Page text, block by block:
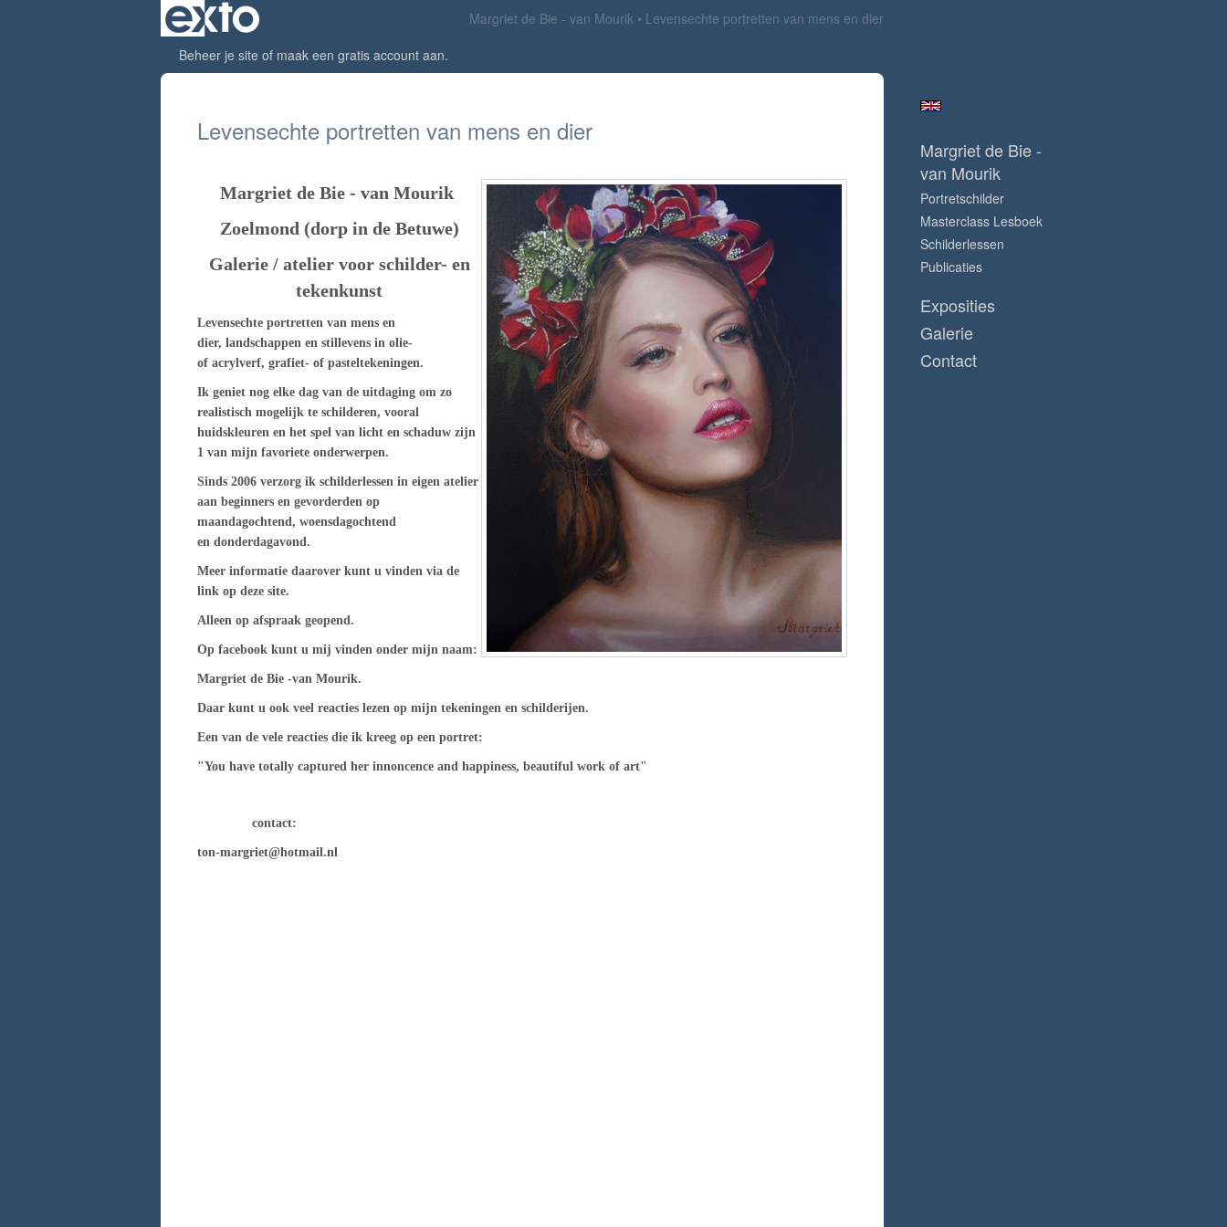
Margriet de Bie - van Mourik
Levensechte portretten van mens en dier
Beheer je site of maak een gratis account aan.
Levensechte portretten van mens en dier
Margriet de Bie - van Mourik
Zoelmond (dorp in de Betuwe)
Galerie / atelier voor schilder- en
tekenkunst
Levensechte portretten van mens en
dier, landschappen en stillevens in olie-
of acrylverf, grafiet- of pasteltekeningen.
Ik geniet nog elke dag van de uitdaging om zo
realistisch mogelijk te schilderen, vooral
huidskleuren en het spel van licht en schaduw zijn
1 van mijn favoriete onderwerpen.
Sinds 2006 verzorg ik schilderlessen in eigen atelier
aan beginners en gevorderden op
maandagochtend, woensdagochtend
en donderdagavond.
Meer informatie daarover kunt u vinden via de
link op deze site.
Alleen op afspraak geopend.
Op facebook kunt u mij vinden onder mijn naam:
Margriet de Bie -van Mourik.
Daar kunt u ook veel reacties lezen op mijn tekeningen en schilderijen.
Een van de vele reacties die ik kreeg op een portret:
"You have totally captured her innoncence and happiness, beautiful work of art"
contact:
ton-margriet@hotmail.nl
Margriet de Bie -
van Mourik
Portretschilder
Masterclass Lesboek
Schilderlessen
Publicaties
Exposities
Galerie
Contact